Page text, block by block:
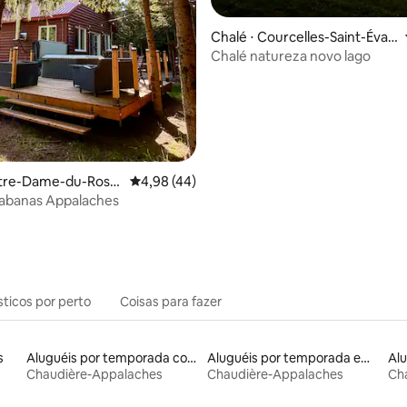
de 5, 6 avaliações
Dame-du-Rosai
4,98 de uma avaliação média de 5, 44
4,98 (44)
Appalaches
Chalé ⋅ Courcelles-Saint-Évari
ste
Chalé natureza novo lago
por perto Coisas para fazer
Aluguéis por temporada com sauna
Chaudière-Appalaches
Aluguéis por temporada em albergue
Chaudière-Appalaches